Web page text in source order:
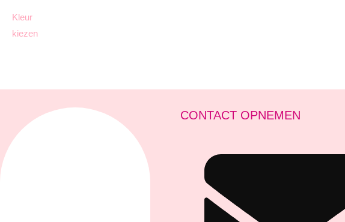
Kleur
kiezen
CONTACT OPNEMEN